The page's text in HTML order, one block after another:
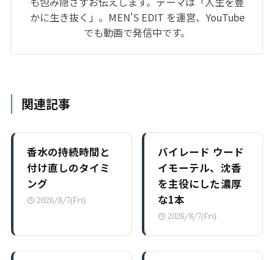
かに生き抜く」。MEN'S EDIT を運営、YouTube
でも動画で発信中です。
関連記事
香水の持続時間と
付け直しのタイミ
ング
2026/8/7(Fri)
バイレード ウード
イモーテル、沈香
を主役にした濃厚
な1本
2026/8/7(Fri)